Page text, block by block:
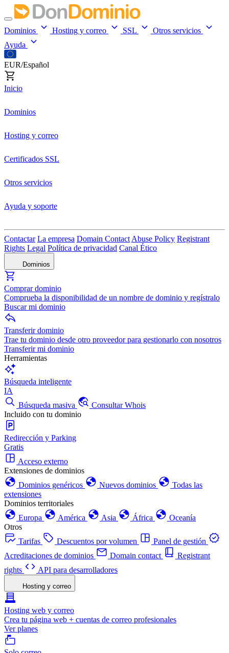
Dominios Hosting y correo SSL
Otros servicios
Ayuda
EUR/Español
Inicio
Dominios
Hosting y correo
Certificados SSL
Otros servicios
Ayuda y soporte
Contactar La empresa Domain Contact Abuse Policy Registrant
Rights Legal Política de privacidad Canal Ético
Dominios
Comprar dominio
Comprueba la disponibilidad de un nombre de dominio y regístralo
Buscar mi dominio
Transferir dominio
Trae tu dominio desde otro proveedor para gestionarlo con nosotros
Transferir mi dominio
Herramientas
Búsqueda inteligente
IA
Búsqueda masiva
Consultar Whois
Incluido con tu dominio
Redirección y Parking
Gratis
Acceso externo
Extensiones de dominios
Dominios genéricos
Nuevos dominios
Todas las
extensiones
Dominios territoriales
Europa
América Asia África
Oceanía
Otros
Tarifas
Descuentos por volumen
Panel de gestión
Acreditaciones de dominios
Domain contact
Registrant
rights
API para desarrolladores
Hosting y correo
Hosting web y correo
Crea tu página web + cuentas de correo profesionales
Ver planes